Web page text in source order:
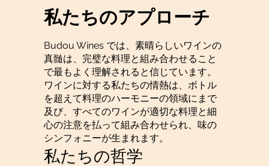
私たちのアプローチ
Budou Wines では、素晴らしいワインの
真髄は、完璧な料理と組み合わせること
で最もよく理解されると信じています。
ワインに対する私たちの情熱は、ボトル
を超えて料理のハーモニーの領域にまで
及び、すべてのワインが適切な料理と細
心の注意を払って組み合わせられ、味の
シンフォニーが生まれます。
私たちの哲学